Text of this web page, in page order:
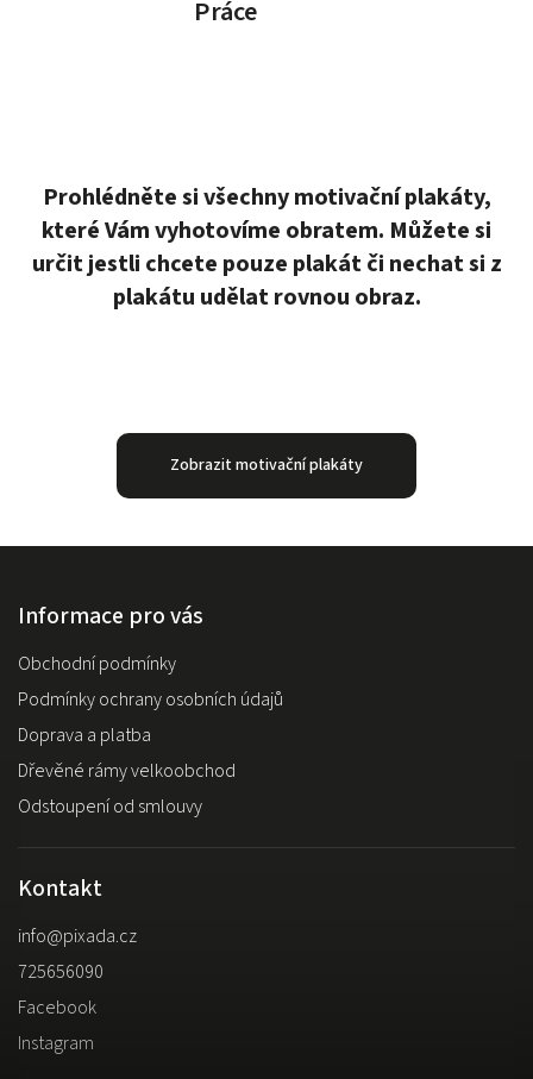
Práce
Prohlédněte si všechny motivační plakáty,
které Vám vyhotovíme obratem. Můžete si
určit jestli chcete pouze plakát či nechat si z
plakátu udělat rovnou obraz.
Zobrazit motivační plakáty
Informace pro vás
Obchodní podmínky
Podmínky ochrany osobních údajů
Doprava a platba
Dřevěné rámy velkoobchod
Odstoupení od smlouvy
Kontakt
info@pixada.cz
725656090
Facebook
Instagram